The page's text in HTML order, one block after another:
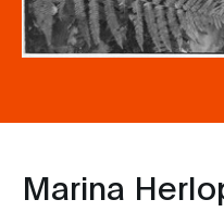
Marina